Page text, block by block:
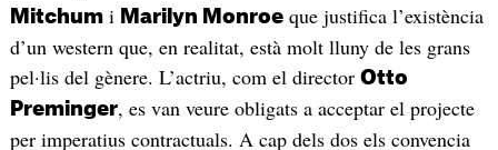
Mitchumi Marilyn Monroeque justifica l’existència
d’un western que, en realitat, està molt lluny de les grans
pel·lis del gènere. L’actriu, com el director Otto
Preminger, es van veure obligats a acceptar el projecte
per imperatius contractuals. A cap dels dos els convencia